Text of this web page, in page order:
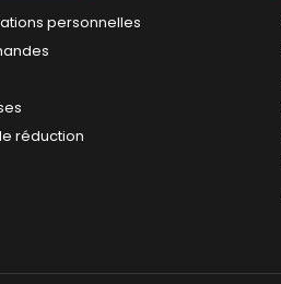
personnelles
réduction